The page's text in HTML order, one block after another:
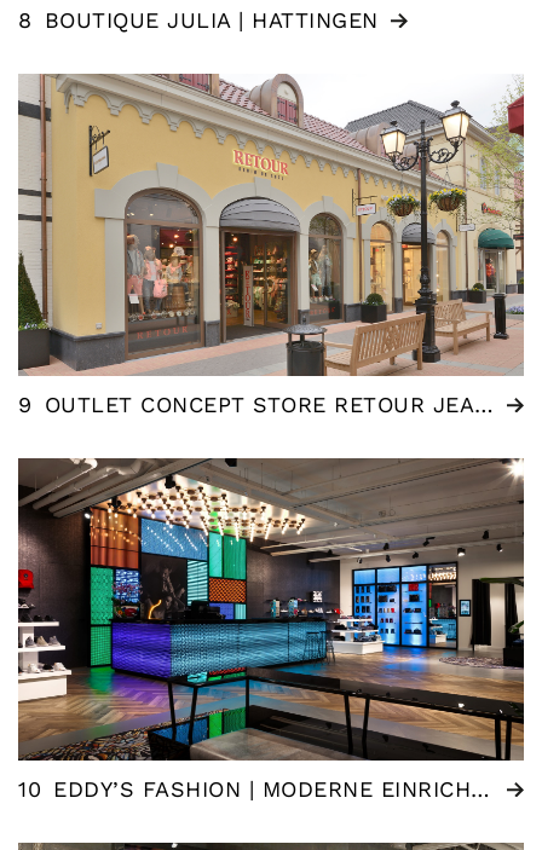
8 BOUTIQUE JULIA | HATTINGEN
9 OUTLET CONCEPT STORE RETOUR JEANS, ROERMOND
10 EDDY’S FASHION | MODERNE EINRICHTUNG MODE